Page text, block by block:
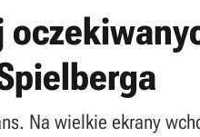
Na wielkie ekrany